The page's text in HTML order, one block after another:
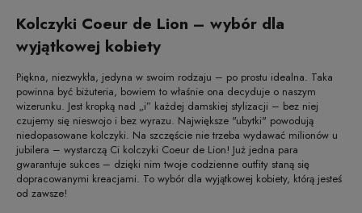
Kolczyki Coeur de Lion – wybór dla
wyjątkowej kobiety
Piękna, niezwykła, jedyna w swoim rodzaju – po prostu idealna. Taka
powinna być biżuteria, bowiem to właśnie ona decyduje o naszym
wizerunku. Jest kropką nad „i” każdej damskiej stylizacji – bez niej
czujemy się nieswojo i bez wyrazu. Największe "ubytki" powodują
niedopasowane kolczyki. Na szczęście nie trzeba wydawać milionów u
jubilera – wystarczą Ci kolczyki Coeur de Lion! Już jedna para
gwarantuje sukces – dzięki nim twoje codzienne outfity staną się
dopracowanymi kreacjami. To wybór dla wyjątkowej kobiety, którą jesteś
od zawsze!